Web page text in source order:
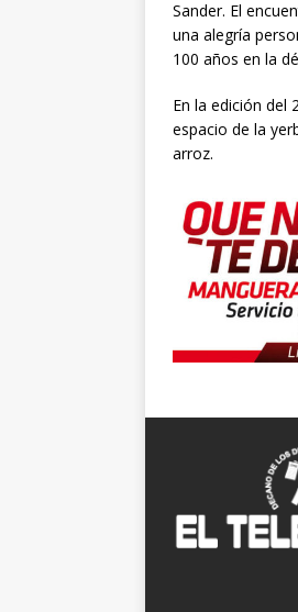
Sander. El
una alegría
100 años en la
En la edición del
espacio de la
arroz.